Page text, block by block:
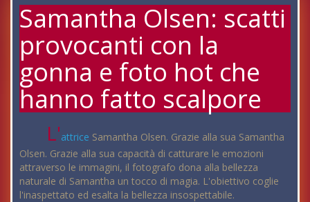
Samantha Olsen: scatti
provocanti con la
gonna e foto hot che
hanno fatto scalpore
L'attrice Samantha Olsen. Grazie alla sua Samantha
Olsen. Grazie alla sua capacità di catturare le emozioni
attraverso le immagini, il fotografo dona alla bellezza
naturale di Samantha un tocco di magia. L'obiettivo coglie
l'inaspettato ed esalta la bellezza insospettabile.